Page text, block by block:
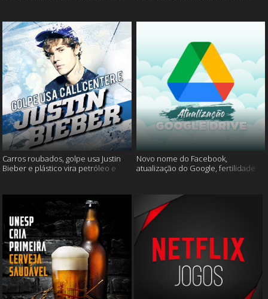
Carros roubados, golpe usa Justin
Bieber e plástico vira petróleo e
Novo nome do Facebook,
atualização do Google, fertilidade